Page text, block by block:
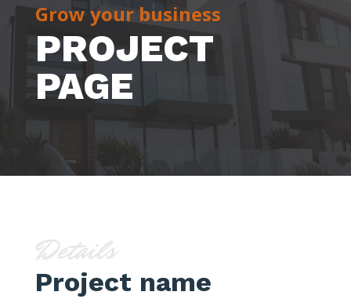
Grow your business
PROJECT
PAGE
Details
Project name